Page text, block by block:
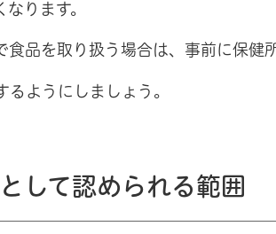
なります。
食品を取り扱う場合は、事前に保
るようにしましょう。
して認められる範囲